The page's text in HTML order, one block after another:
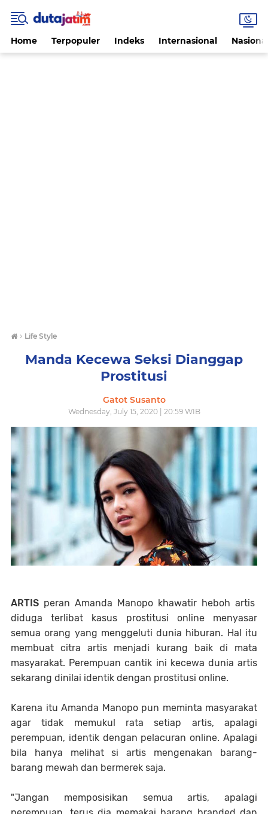
Home Terpopuler Indeks Internasional
› Life Style
Manda Kecewa Seksi Dianggap
Prostitusi
Gatot Susanto
Wednesday, July 15, 2020 | 20:59 WIB
ARTIS peran Amanda Manopo khawatir heboh artis
diduga terlibat kasus prostitusi online menyasar
semua orang yang menggeluti dunia hiburan. Hal itu
membuat citra artis menjadi kurang baik di mata
masyarakat. Perempuan cantik ini kecewa dunia artis
sekarang dinilai identik dengan prostitusi online.
Karena itu Amanda Manopo pun meminta masyarakat
agar tidak memukul rata setiap artis, apalagi
perempuan, identik dengan pelacuran online. Apalagi
bila hanya melihat si artis mengenakan barang-
barang mewah dan bermerek saja.
"Jangan memposisikan semua artis, apalagi